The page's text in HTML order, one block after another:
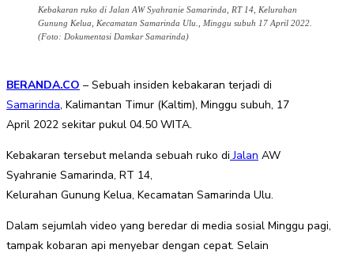
Kebakaran ruko di Jalan AW Syahranie Samarinda, RT 14, Kelurahan
Gunung Kelua, Kecamatan Samarinda Ulu., Minggu subuh 17 April 2022.
(Foto: Dokumentasi Damkar Samarinda)
BERANDA.CO – Sebuah insiden kebakaran terjadi di
Samarinda, Kalimantan Timur (Kaltim), Minggu subuh, 17
April 2022 sekitar pukul 04.50 WITA.
Kebakaran tersebut melanda sebuah ruko di Jalan AW
Syahranie Samarinda, RT 14,
Kelurahan Gunung Kelua, Kecamatan Samarinda Ulu.
Dalam sejumlah video yang beredar di media sosial Minggu pagi,
tampak kobaran api menyebar dengan cepat. Selain